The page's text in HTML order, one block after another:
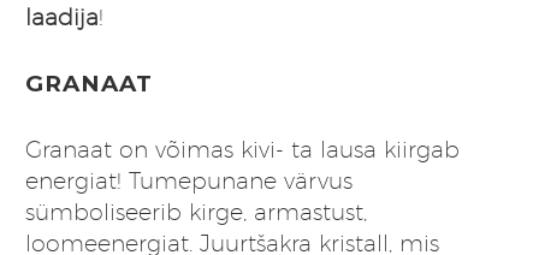
laadija!
GRANAAT
Granaat on võimas kivi- ta lausa kiirgab
energiat! Tumepunane värvus
sümboliseerib kirge, armastust,
loomeenergiat. Juurtšakra kristall, mis